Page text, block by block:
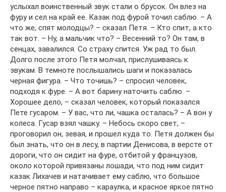
услыхал воинственный звук стали о брусок. Он влез на
фуру и сел на край ее. Казак под фурой точил саблю. – А
что же, спят молодцы? – сказал Петя. – Кто спит, а кто
так вот. – Ну, а мальчик что? – Весенний то? Он там, в
сенцах, завалился. Со страху спится. Уж рад то был.
Долго после этого Петя молчал, прислушиваясь к
звукам. В темноте послышались шаги и показалась
черная фигура. – Что точишь? – спросил человек,
подходя к фуре. – А вот барину наточить саблю. –
Хорошее дело, – сказал человек, который показался
Пете гусаром. – У вас, что ли, чашка осталась? – А вон у
колеса. Гусар взял чашку. – Небось скоро свет, –
проговорил он, зевая, и прошел куда то. Петя должен бы
был знать, что он в лесу, в партии Денисова, в версте от
дороги, что он сидит на фуре, отбитой у французов,
около которой привязаны лошади, что под ним сидит
казак Лихачев и натачивает ему саблю, что большое
черное пятно направо – караулка, и красное яркое пятно